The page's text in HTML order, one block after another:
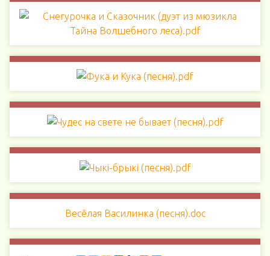
Весёлая Василинка (песня).doc